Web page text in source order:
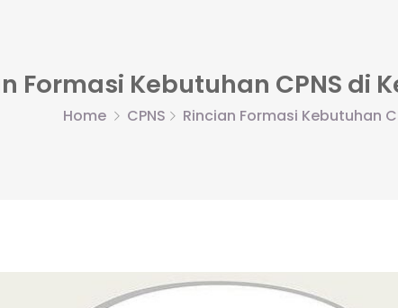
Formasi Kebutuhan CPNS di
Home CPNS Rincian Formasi Kebutuhan